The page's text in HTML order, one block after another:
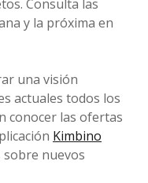
Consulta las
y la próxima en
una visión
actuales todos los
conocer las ofertas
Kimbino
nuevos